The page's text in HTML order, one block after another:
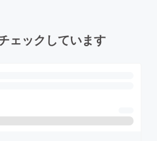
ェックしています